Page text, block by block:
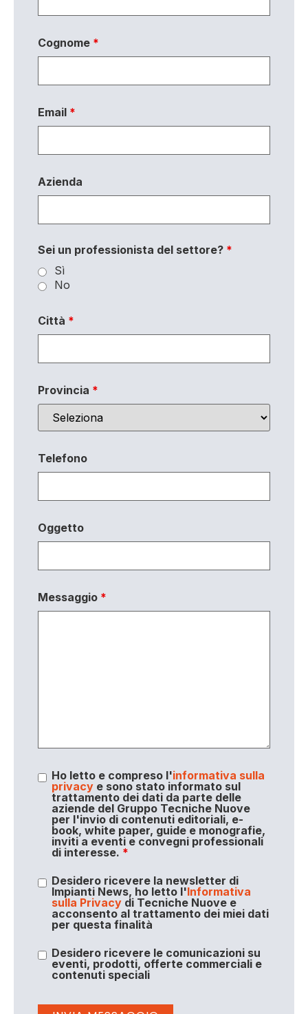
Cognome *
Email *
Azienda
Sei un professionista del settore? *
Sì
No
Città *
Provincia *
Telefono
Oggetto
Messaggio *
Ho letto e compreso l'informativa sulla
privacye sono stato informato sul
trattamento dei dati da parte delle
aziende del Gruppo Tecniche Nuove
per l'invio di contenuti editoriali, e-
book, white paper, guide e monografie,
inviti a eventi e convegni professionali
di interesse. *
Desidero ricevere la newsletter di
Impianti News, ho letto l'Informativa
sulla Privacydi Tecniche Nuove e
acconsento al trattamento dei miei dati
per questa finalità
Desidero ricevere le comunicazioni su
eventi, prodotti, offerte commerciali e
contenuti speciali